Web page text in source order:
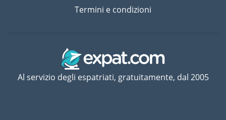
Termini e condizioni
Al servizio degli espatriati, gratuitamente, dal 2005